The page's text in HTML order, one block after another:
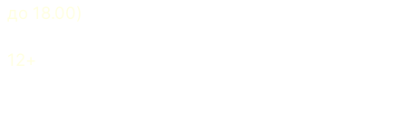
до 18.00)
12+